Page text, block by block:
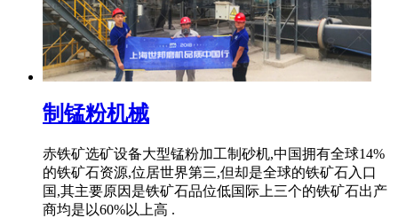
制锰粉机械
赤铁矿选矿设备大型锰粉加工制砂机,中国拥有全球14%
的铁矿石资源,位居世界第三,但却是全球的铁矿石入口
国,其主要原因是铁矿石品位低国际上三个的铁矿石出产
商均是以60%以上高 .